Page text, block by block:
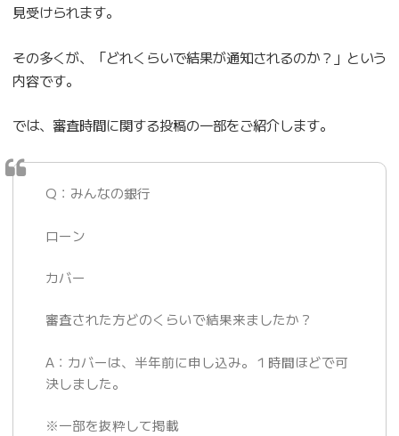
見受けられます。
その多くが、「どれくらいで結果が通知されるのか？」という
内容です。
では、審査時間に関する投稿の一部をご紹介します。
Q：みんなの銀行
ローン
カバー
審査された方どのくらいで結果来ましたか？
A：カバーは、半年前に申し込み。１時間ほどで可
決しました。
※一部を抜粋して掲載